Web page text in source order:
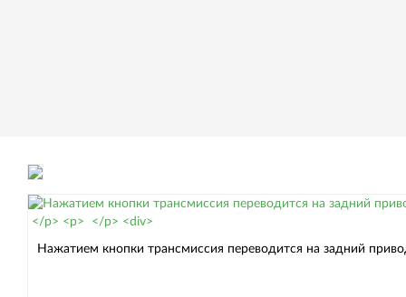
Нажатием кнопки трансмиссия переводится на задний